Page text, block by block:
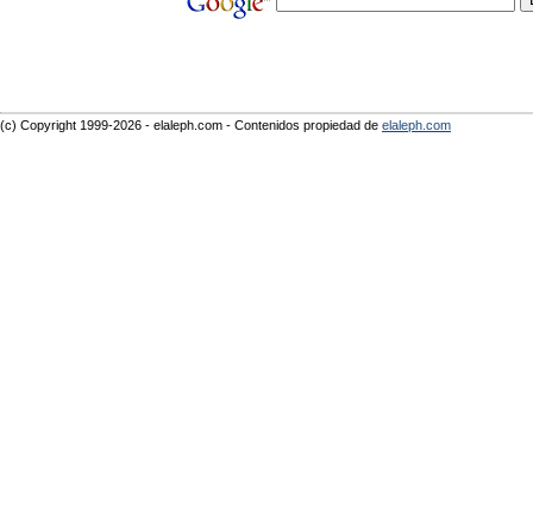
(c) Copyright 1999-2026 - elaleph.com - Contenidos propiedad de elaleph.com